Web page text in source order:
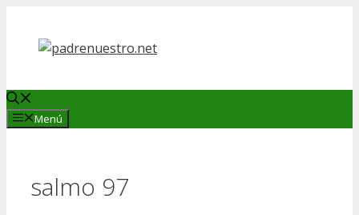
contenido
Menú
salmo 97